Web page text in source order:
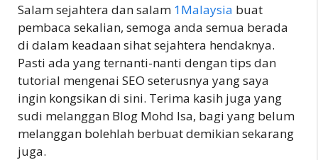
Salam sejahtera dan salam 1Malaysia buat
pembaca sekalian, semoga anda semua berada
di dalam keadaan sihat sejahtera hendaknya.
Pasti ada yang ternanti-nanti dengan tips dan
tutorial mengenai SEO seterusnya yang saya
ingin kongsikan di sini. Terima kasih juga yang
sudi melanggan Blog Mohd Isa, bagi yang belum
melanggan bolehlah berbuat demikian sekarang
juga.